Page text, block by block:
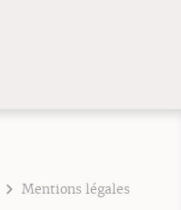
Mentions légales